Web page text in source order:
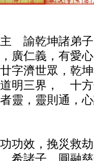
諭乾坤諸弟
廣仁義，有愛
字濟世眾，乾
明三界， 十
靈，靈則通，
功效，挽災救